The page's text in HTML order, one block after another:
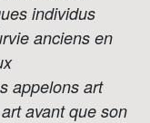
individus
anciens en
appelons art
avant que son